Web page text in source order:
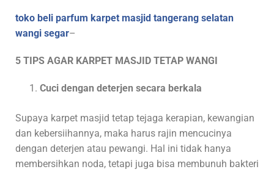
toko beli parfum karpet masjid tangerang selatan
wangi segar–
5 TIPS AGAR KARPET MASJID TETAP WANGI
Cuci dengan deterjen secara berkala
Supaya karpet masjid tetap tejaga kerapian, kewangian
dan kebersiihannya, maka harus rajin mencucinya
dengan deterjen atau pewangi. Hal ini tidak hanya
membersihkan noda, tetapi juga bisa membunuh bakteri